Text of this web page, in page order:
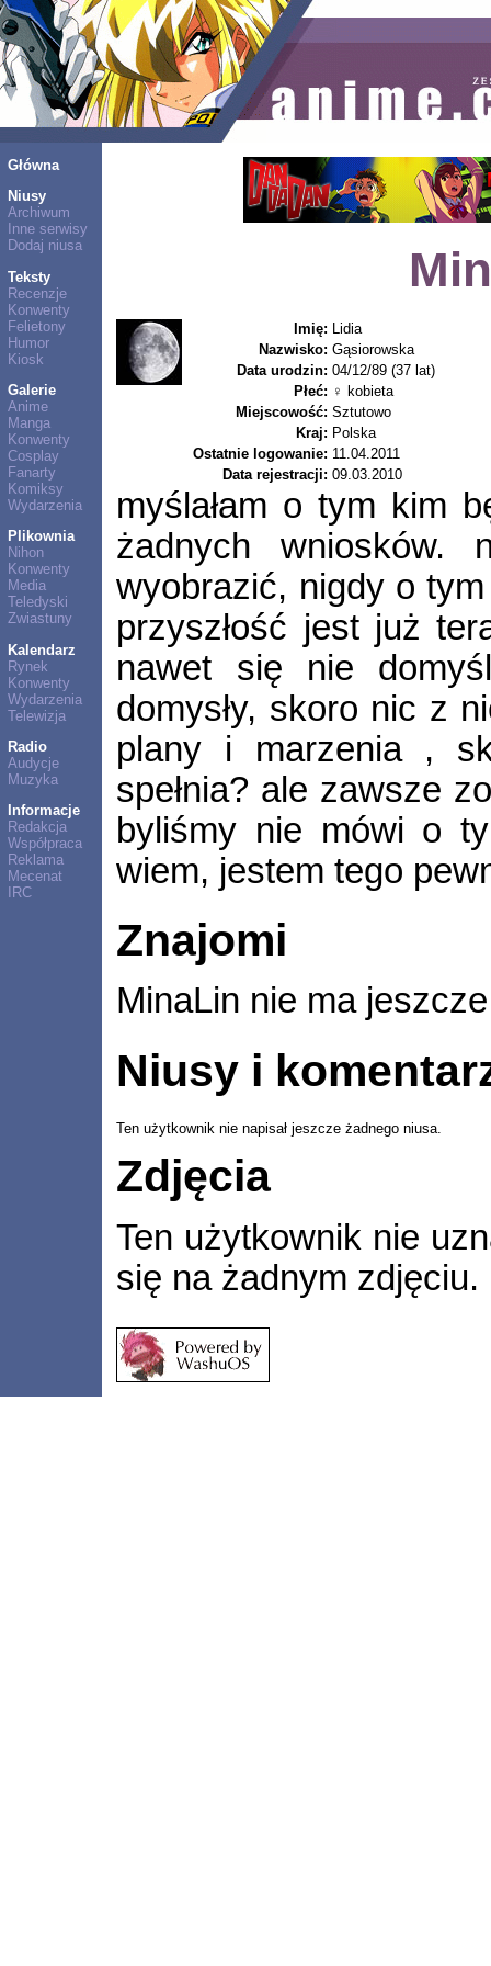
Główna
Niusy
Archiwum
Inne serwisy
Dodaj niusa
Teksty
Recenzje
Konwenty
Felietony
Humor
Kiosk
Galerie
Anime
Manga
Konwenty
Cosplay
Fanarty
Komiksy
Wydarzenia
Plikownia
Nihon
Konwenty
Media
Teledyski
Zwiastuny
Kalendarz
Rynek
Konwenty
Wydarzenia
Telewizja
Radio
Audycje
Muzyka
Informacje
Redakcja
Współpraca
Reklama
Mecenat
IRC
Imię: Lidia
Nazwisko: Gąsiorowska
Data urodzin: 04/12/89 (37 lat)
Płeć: ♀ kobieta
Miejscowość: Sztutowo
Kraj: Polska
Ostatnie logowanie: 11.04.2011
Data rejestracji: 09.03.2010
myślałam o tym kim
żadnych wniosków.
wyobrazić, nigdy o
przyszłość jest już
nawet się nie
domysły, skoro nic z
plany i marzenia ,
spełnia? ale zawsze
byliśmy nie mówi o
wiem, jestem tego
Znajomi
MinaLin nie ma
Niusy i
Ten użytkownik nie napisał jeszcze żadnego niusa.
Zdjęcia
Ten użytkownik nie
się na żadnym zdjęciu.